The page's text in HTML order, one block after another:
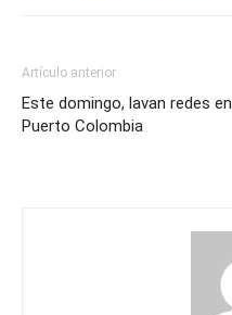
Artículo anterior
Este domingo, lavan redes en
Puerto Colombia